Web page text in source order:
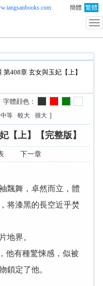
簡體 繁體
第408章 玄女與玉妃【上】
字體顔色：
中等 較大 很大 ]
【上】【完整版】
下一章
舞，卓然而立，體
将漆黑的長空近乎焚
界。
有種驚悚感，似被
鎖定了他。